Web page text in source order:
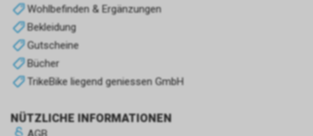
Wohlbefinden & Ergänzungen
Bekleidung
Gutscheine
Bücher
TrikeBike liegend geniessen GmbH
NÜTZLICHE INFORMATIONEN